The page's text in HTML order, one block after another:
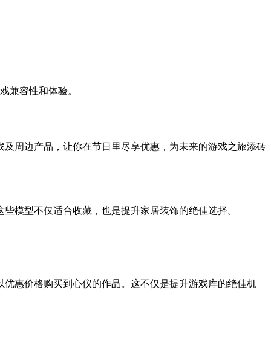
兼容性和体验。
周边产品，让你在节日里尽享优惠，为未来的游戏之旅添砖
模型不仅适合收藏，也是提升家居装饰的绝佳选择。
优惠价格购买到心仪的作品。这不仅是提升游戏库的绝佳机